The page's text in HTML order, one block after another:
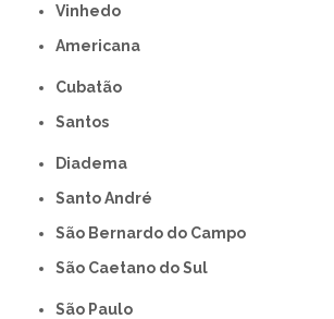
Vinhedo
americana
Cubatão
Santos
Diadema
Santo André
São Bernardo do Campo
São Caetano do Sul
São Paulo